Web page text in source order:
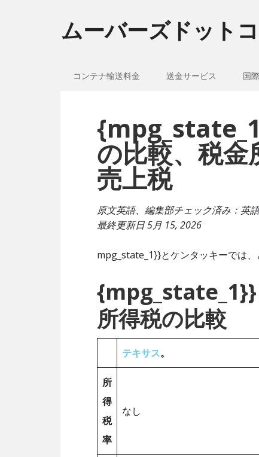
ムーバーズドット
コンテナ輸送料金 送金サービス 国
の比較、税金
売上税
原文英語、編集部チェック済み：英
最終更新日5月 15, 2026
mpg_state_1}}とケンタッキーでは
{mpg_state_1}}
所得税の比較
テキサス。
所
得
税
率
なし